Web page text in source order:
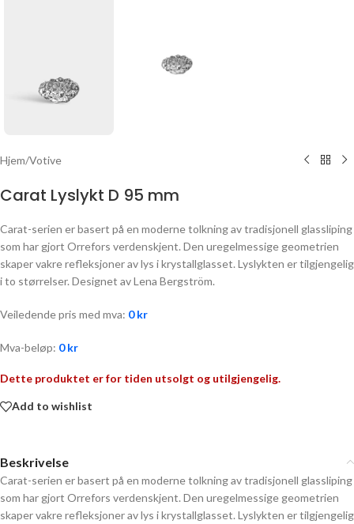
Hjem/Votive
Carat Lyslykt D 95 mm
Carat-serien er basert på en moderne tolkning av tradisjonell glassliping
som har gjort Orrefors verdenskjent. Den uregelmessige geometrien
skaper vakre refleksjoner av lys i krystallglasset. Lyslykten er tilgjengelig
i to størrelser. Designet av Lena Bergström.
Veiledende pris med mva: 0kr
Mva-beløp: 0kr
Dette produktet er for tiden utsolgt og utilgjengelig.
Add to wishlist
Beskrivelse
Carat-serien er basert på en moderne tolkning av tradisjonell glassliping
som har gjort Orrefors verdenskjent. Den uregelmessige geometrien
skaper vakre refleksjoner av lys i krystallglasset. Lyslykten er tilgjengelig